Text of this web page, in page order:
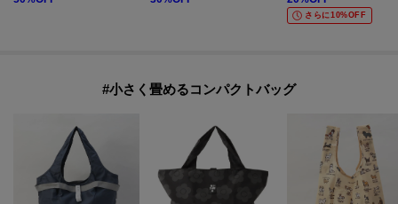
さらに10%OFF
#小さく畳めるコンパクトバッグ